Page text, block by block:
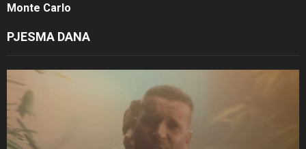
Monte Carlo
PJESMA DANA